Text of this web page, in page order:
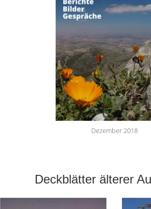
Dezember 2018
Deckblätter älterer